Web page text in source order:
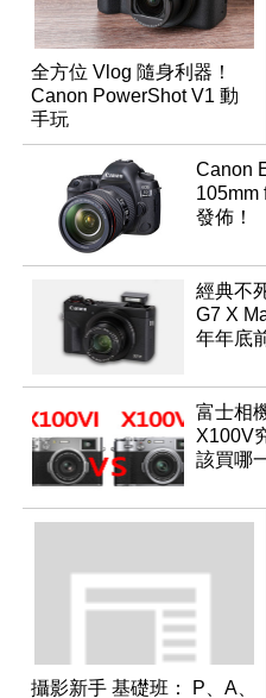
全方位 Vlog 隨身利器！
Canon PowerShot V1 動
手玩
Canon
105mm
發佈！
經典不
G7 X
年年底
富士相
X100V
該買哪
攝影新手 基礎班： P、A、